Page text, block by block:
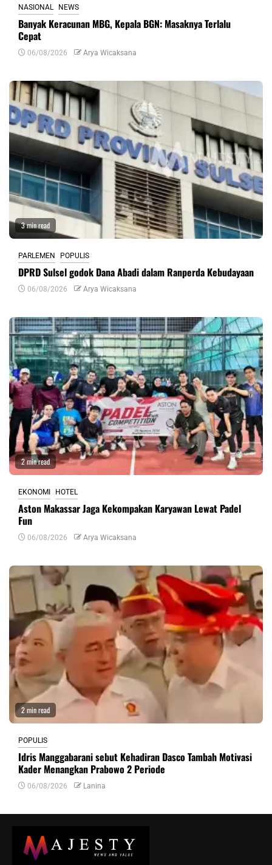
NASIONAL NEWS
Banyak Keracunan MBG, Kepala BGN: Masaknya Terlalu
Cepat
06/08/2026 Arya Wicaksana
3 min read
PARLEMEN POPULIS
DPRD Sulsel godok Dana Abadi dalam Ranperda Kebudayaan
06/08/2026 Arya Wicaksana
2 min read
EKONOMI HOTEL
Aston Makassar Jaga Kekompakan Karyawan Lewat Padel
Fun
06/08/2026 Arya Wicaksana
2 min read
POPULIS
Idris Manggabarani sebut Kehadiran Dasco Tambah Motivasi
Kader Menangkan Prabowo 2 Periode
06/08/2026 Lanina